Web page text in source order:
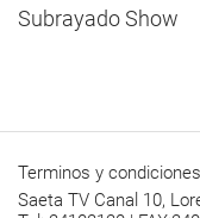
Subrayado Show
Terminos y condiciones
Saeta TV Canal 10,